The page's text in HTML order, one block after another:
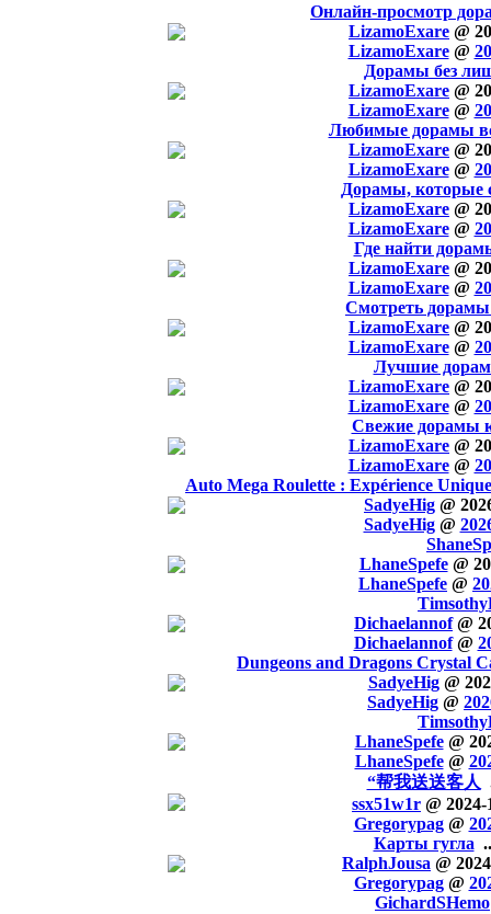
Онлайн-просмотр
LizamoExare @
LizamoExare @
Дорамы без
LizamoExare @
LizamoExare @
Любимые дорамы
LizamoExare @
LizamoExare @
Дорамы, которые
LizamoExare @
LizamoExare @
Где найти
LizamoExare @
LizamoExare @
Смотреть
LizamoExare @
LizamoExare @
Лучшие
LizamoExare @
LizamoExare @
Свежие дорамы
LizamoExare @
LizamoExare @
Auto Mega Roulette : Expérience
SadyeHig @
SadyeHig @
LhaneSpefe @
LhaneSpefe @
Dichaelannof @
Dichaelannof @
Dungeons and Dragons Crystal
SadyeHig @
SadyeHig @
LhaneSpefe @
LhaneSpefe @
“帮我送送客人
ssx51w1r @ 2024-
Gregorypag @
Карты гугла
RalphJousa @
Gregorypag @
GichardSHemo